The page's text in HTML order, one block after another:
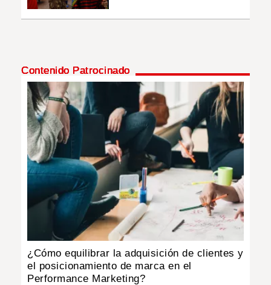
Contenido Patrocinado
¿Cómo equilibrar la adquisición de clientes y
el posicionamiento de marca en el
Performance Marketing?